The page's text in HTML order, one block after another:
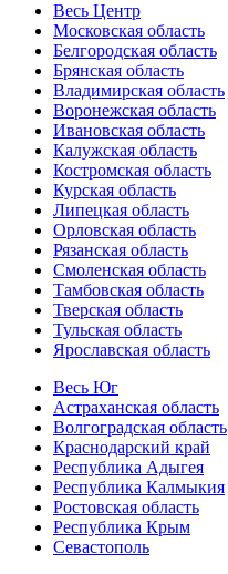
Весь Центр
Московская область
Белгородская область
Брянская область
Владимирская область
Воронежская область
Ивановская область
Калужская область
Костромская область
Курская область
Липецкая область
Орловская область
Рязанская область
Смоленская область
Тамбовская область
Тверская область
Тульская область
Ярославская область
Весь Юг
Астраханская область
Волгоградская область
Краснодарский край
Республика Адыгея
Республика Калмыкия
Ростовская область
Республика Крым
Севастополь